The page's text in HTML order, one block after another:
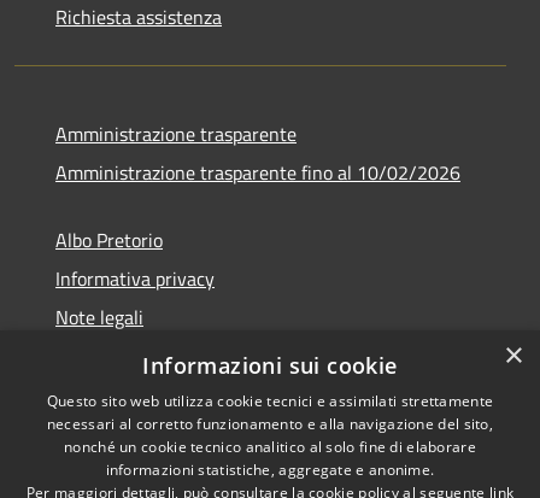
Richiesta assistenza
Amministrazione trasparente
Amministrazione trasparente fino al 10/02/2026
Albo Pretorio
Informativa privacy
Note legali
Dichiarazione di accessibilità
Copyright © 2026 • Comune di
×
Informazioni sui cookie
Questo sito web utilizza cookie tecnici e assimilati strettamente
necessari al corretto funzionamento e alla navigazione del sito,
nonché un cookie tecnico analitico al solo fine di elaborare
informazioni statistiche, aggregate e anonime.
Per maggiori dettagli, può consultare la cookie policy al seguente link